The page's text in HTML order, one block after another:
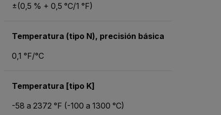
±(0,5 % + 0,5 °C/1 °F)
Temperatura (tipo N), precisión básica
0,1 °F/°C
Temperatura [tipo K]
-58 a 2372 °F (-100 a 1300 °C)